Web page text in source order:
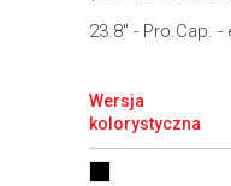
23.8" - Pro.Cap. -
Wersja
kolorystyczna